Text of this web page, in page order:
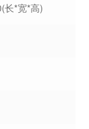
长*宽*高)